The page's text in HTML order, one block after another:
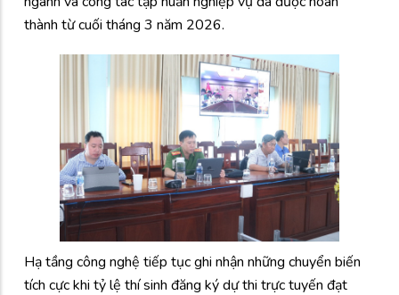
thành từ cuối tháng 3 năm 2026.
Hạ tầng công nghệ tiếp tục ghi nhận những chuyển biến
tích cực khi tỷ lệ thí sinh đăng ký dự thi trực tuyến đạt